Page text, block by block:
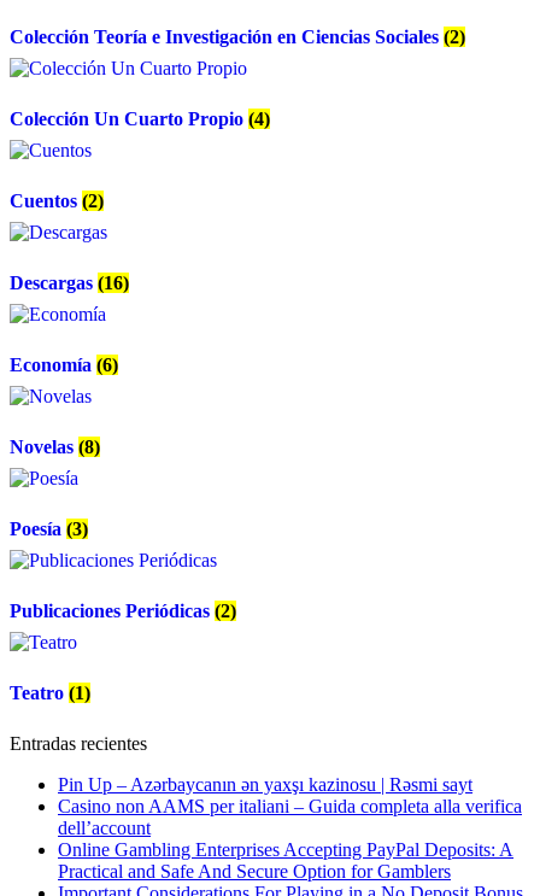
Colección Teoría e Investigación en Ciencias Sociales (2)
Colección Un Cuarto Propio (4)
Cuentos (2)
Descargas (16)
Economía (6)
Novelas (8)
Poesía (3)
Publicaciones Periódicas (2)
Teatro (1)
Entradas recientes
Pin Up – Azərbaycanın ən yaxşı kazinosu | Rəsmi sayt
Casino non AAMS per italiani – Guida completa alla verifica
dell’account
Online Gambling Enterprises Accepting PayPal Deposits: A
Practical and Safe And Secure Option for Gamblers